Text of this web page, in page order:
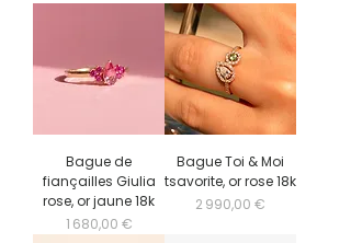
Bague de
fiançailles Giulia
rose, or jaune 18k
Prix
1 680,00 €
Bague Toi & Moi
tsavorite, or rose 18k
Prix
2 990,00 €